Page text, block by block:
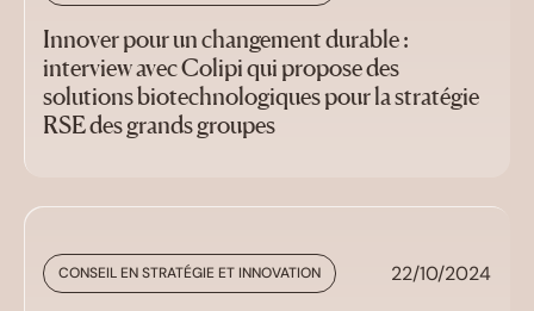
Innover pour un changement durable :
interview avec Colipi qui propose des
solutions biotechnologiques pour la stratégie
RSE des grands groupes
CONSEIL EN STRATÉGIE ET INNOVATION 22/10/2024